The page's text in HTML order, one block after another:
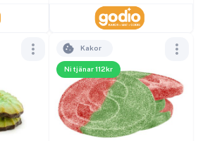
Ni tjänar 112kr
Kakor